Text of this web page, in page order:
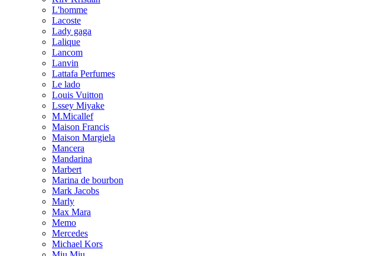
L'homme
Lacoste
Lady gaga
Lalique
Lancom
Lanvin
Lattafa Perfumes
Le lado
Louis Vuitton
Lssey Miyake
M.Micallef
Maison Francis
Maison Margiela
Mancera
Mandarina
Marbert
Marina de bourbon
Mark Jacobs
Marly
Max Mara
Memo
Mercedes
Michael Kors